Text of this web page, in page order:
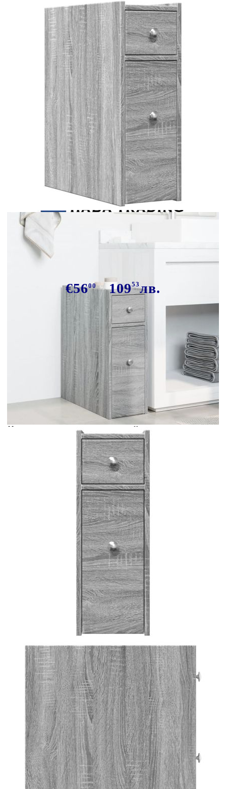
Сподели Tweet
Тесен скрин за баня с колелца,
сив сонома, инженерно дърво
€5600 10953лв.
В наличност: 200 бр.
Време за доставка: 5 до 9 дни
Безплатна доставка до адрес при плащане по банков път
Сив сонома
Материал:
Инженерно дърво
8721158400895
21,5 x 50 x 60 см (Ш x Д x
В)
Размери на чекмеджетата:
18 x 42 x 42 см (Ш x Д x В)
Обща товароносимост:
50 кг
Товароносимост на чекмедже:
8 кг
Размери на горното чекмедже:
18 x 18,5 x 13 см (Ш x Д x
В)
Капацитет на зареждане на горния
20 кг
Купи на изплащане
Тесен скрин за баня с колелца, сив сонома, инженерно
Please select credit institution
Цена на продукта: €56.00
Extraction of information from credit institutions
Предоставената таблица е с информационна цел.
Добавете продукта в количката си с бутона "Добави в
количката" и при поръчка ще можете да изберете броя
Acest tabel are caracter informativ. Adăugați produsul în
coșul de cumpărături unde veți putea selecta detaliile
cererii de creditare.
Предоставената таблица е с информационна цел.
Добавете продукта в количката си с бутона "Добави в
количката" и при поръчка ще можете да изберете броя
вноски на кредита.
Предоставената таблица е с информационна цел.
Добавете продукта в количката си с бутона "Добави в
количката" и при поръчка ще можете да изберете броя
вноски на кредита.